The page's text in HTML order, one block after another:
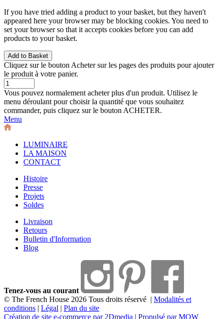
If you have tried adding a product to your basket, but they haven't
appeared here your browser may be blocking cookies. You need to
set your browser so that it accepts cookies before you can add
products to your basket.
Cliquez sur le bouton Acheter sur les pages des produits pour ajouter
le produit à votre panier.
Vous pouvez normalement acheter plus d'un produit. Utilisez le
menu déroulant pour choisir la quantité que vous souhaitez
commander, puis cliquez sur le bouton ACHETER.
Menu
LUMINAIRE
LA MAISON
CONTACT
Histoire
Presse
Projets
Soldes
Livraison
Retours
Bulletin d'Information
Blog
Tenez-vous au courant
© The French House 2026 Tous droits réservé | Modalités et
conditions | Légal | Plan du site
Création de site e-commerce par 2Dmedia | Propulsé par MOW